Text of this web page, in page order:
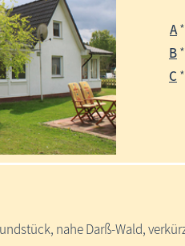
nahe Darß-Wald,
A*
B*
C